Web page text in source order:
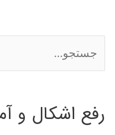
WLAN
س
ج
رفع اشکال و